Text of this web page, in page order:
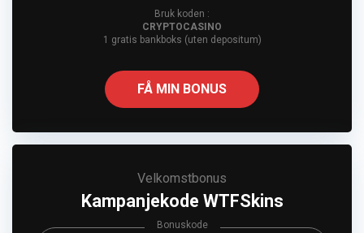
Bruk koden :
CRYPTOCASINO
1 gratis bankboks (uten depositum)
FÅ MIN BONUS
Velkomstbonus
Kampanjekode WTFSkins
Bonuskode